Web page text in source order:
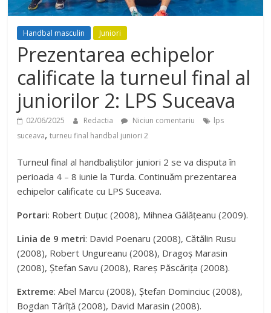
Handbal masculin Juniori
Prezentarea echipelor
calificate la turneul final al
juniorilor 2: LPS Suceava
02/06/2025 Redactia Niciun comentariu
lps
suceava,turneu final handbal juniori 2
Turneul final al handbaliștilor juniori 2 se va disputa în
perioada 4 – 8 iunie la Turda. Continuăm prezentarea
echipelor calificate cu LPS Suceava.
Portari: Robert Duțuc (2008), Mihnea Gălățeanu (2009).
Linia de 9 metri: David Poenaru (2008), Cătălin Rusu
(2008), Robert Ungureanu (2008), Dragoș Marasin
(2008), Ștefan Savu (2008), Rareș Păscărița (2008).
Extreme: Abel Marcu (2008), Ștefan Dominciuc (2008),
Bogdan Tărîță (2008), David Marasin (2008).